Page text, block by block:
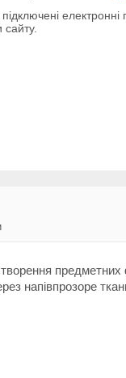
підключені
сайту.
предметних
напівпрозоре